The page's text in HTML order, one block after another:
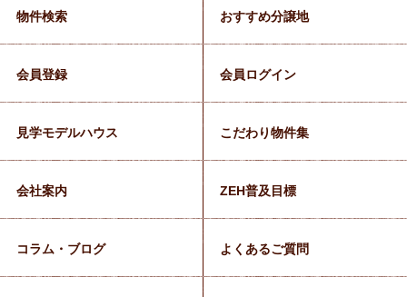
物件検索 おすすめ分譲地
会員登録 会員ログイン
見学モデルハウス こだわり物件集
会社案内 ZEH普及目標
コラム・ブログ よくあるご質問